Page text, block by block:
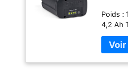
Poids :
4,2 Ah